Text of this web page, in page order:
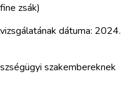
zsák)
dátuma: 2024.
szakembereknek